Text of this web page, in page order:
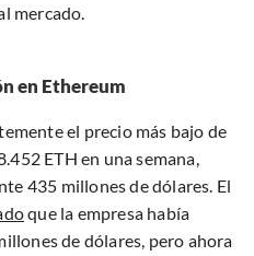
mercado.
en Ethereum
el precio más bajo de
ETH en una semana,
435 millones de dólares. El
que la empresa había
de dólares, pero ahora